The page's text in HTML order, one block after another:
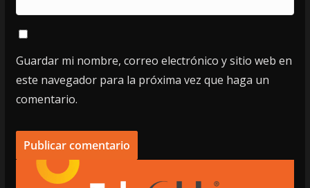
Guardar mi nombre, correo electrónico y sitio web en
este navegador para la próxima vez que haga un
comentario.